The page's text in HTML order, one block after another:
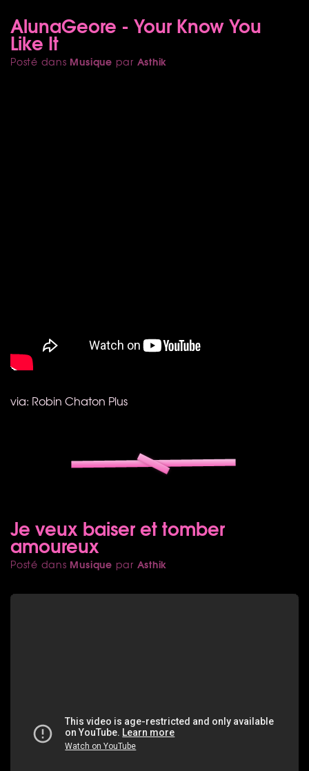
AlunaGeore - Your Know You
Like It
Posté dans Musique par Asthik
via: Robin Chaton Plus
Je veux baiser et tomber
amoureux
Posté dans Musique par Asthik